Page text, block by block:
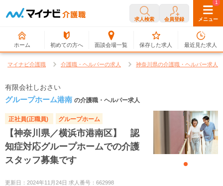
求人検索 会員登録 メニュー
ホーム 初めての方へ 面談会場一覧
0
保存した求人
1
最近見た求人
マイナビ介護職 介護職・ヘルパーの求人 神奈川県の介護職・ヘルパー求人
有限会社しおさい
グループホーム港南 の介護職・ヘルパー求人
正社員(正職員) グループホーム
【神奈川県／横浜市港南区】 認
知症対応グループホームでの介護
スタッフ募集です
更新日：2024年11月24日 求人番号：662998